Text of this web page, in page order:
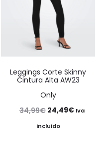
Leggings Corte Skinny
Cintura Alta AW23
Only
34,99€ El
precio
24,49€ElIva
Incluido